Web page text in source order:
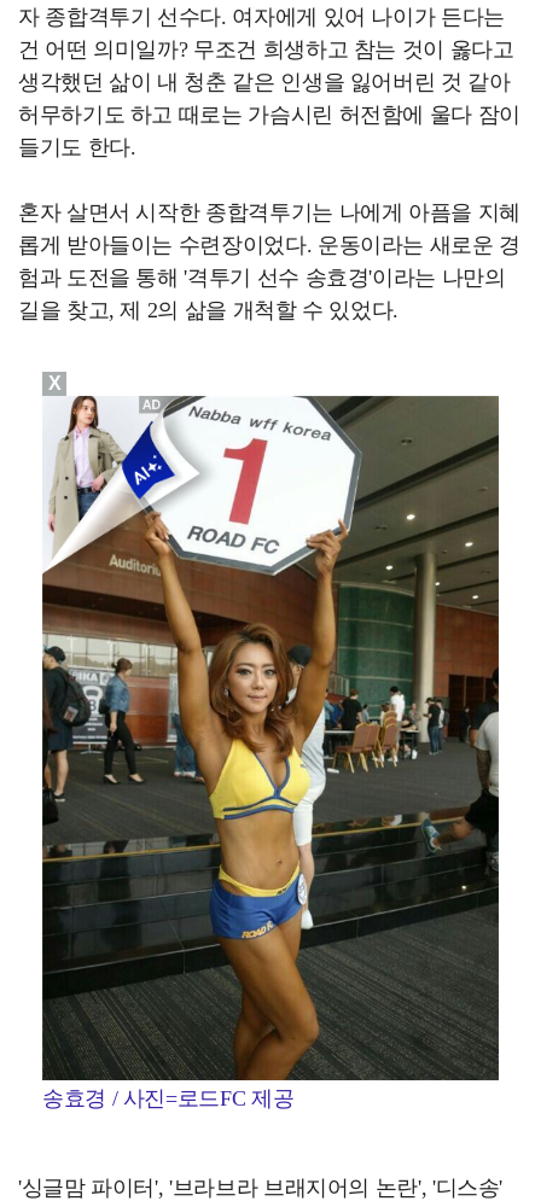
자 종합격투기 선수다. 여자에게 있어 나이가 든다는
건 어떤 의미일까? 무조건 희생하고 참는 것이 옳다고
생각했던 삶이 내 청춘 같은 인생을 잃어버린 것 같아
허무하기도 하고 때로는 가슴시린 허전함에 울다 잠이
들기도 한다.
혼자 살면서 시작한 종합격투기는 나에게 아픔을 지혜
롭게 받아들이는 수련장이었다. 운동이라는 새로운 경
험과 도전을 통해 '격투기 선수 송효경'이라는 나만의
길을 찾고, 제 2의 삶을 개척할 수 있었다.
송효경 / 사진=로드FC 제공
'싱글맘 파이터', '브라브라 브래지어의 논란', '디스송'
X